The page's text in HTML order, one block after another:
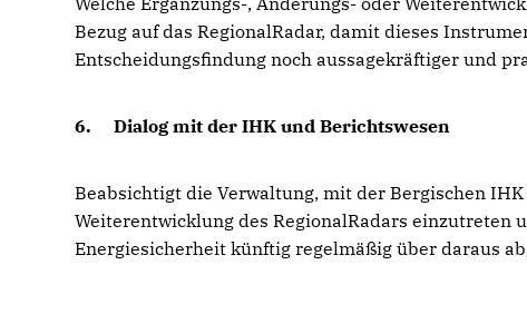
Bezug auf das RegionalRadar, damit dieses
Entscheidungsfindung noch aussagekräftiger und
6.Dialog mit der IHK und Berichtswesen
Beabsichtigt die Verwaltung, mit der Bergischen
Weiterentwicklung des RegionalRadars einzutreten
Energiesicherheit künftig regelmäßig über daraus